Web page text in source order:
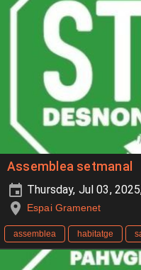
Assemblea setmanal
Thursday, Jul 03,
Espai Gramenet
assemblea habitatge